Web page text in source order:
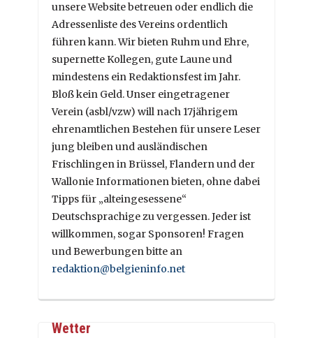
unsere Website betreuen oder endlich die
Adressenliste des Vereins ordentlich
führen kann. Wir bieten Ruhm und Ehre,
supernette Kollegen, gute Laune und
mindestens ein Redaktionsfest im Jahr.
Bloß kein Geld. Unser eingetragener
Verein (asbl/vzw) will nach 17jährigem
ehrenamtlichen Bestehen für unsere Leser
jung bleiben und ausländischen
Frischlingen in Brüssel, Flandern und der
Wallonie Informationen bieten, ohne dabei
Tipps für „alteingesessene“
Deutschsprachige zu vergessen. Jeder ist
willkommen, sogar Sponsoren! Fragen
und Bewerbungen bitte an
redaktion@belgieninfo.net
Wetter